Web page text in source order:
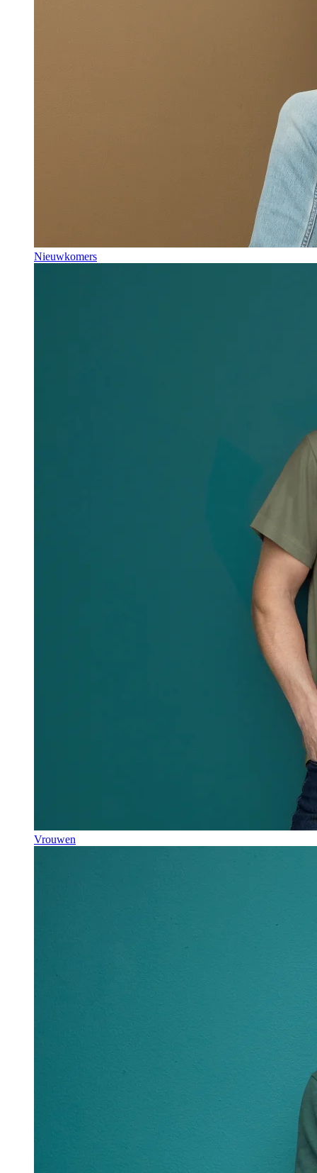
Nieuwkomers
Vrouwen